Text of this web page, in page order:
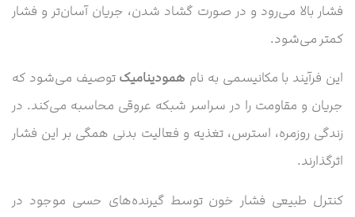
فشار بالا می‌رود و در صورت گشاد شدن، جریان آسان‌تر و فشار
کمتر می‌شود.
این فرآیند با مکانیسمی به نام همودینامیک توصیف می‌شود که
جریان و مقاومت را در سراسر شبکه عروقی محاسبه می‌کند. در
زندگی روزمره، استرس، تغذیه و فعالیت بدنی همگی بر این فشار
اثرگذارند.
کنترل طبیعی فشار خون توسط گیرنده‌های حسی موجود در